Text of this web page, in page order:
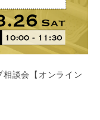
談会【オンライン